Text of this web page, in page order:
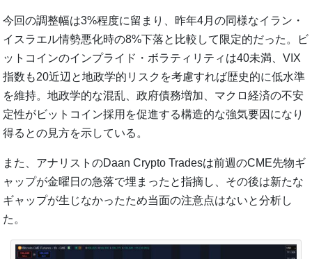
今回の調整幅は3%程度に留まり、昨年4月の同様なイラン・
イスラエル情勢悪化時の8%下落と比較して限定的だった。ビ
ットコインのインプライド・ボラティリティは40未満、VIX
指数も20近辺と地政学的リスクを考慮すれば歴史的に低水準
を維持。地政学的な混乱、政府債務増加、マクロ経済の不安
定性がビットコイン採用を促進する構造的な強気要因になり
得るとの見方を示している。
また、アナリストのDaan Crypto Tradesは前週のCME先物ギ
ャップが金曜日の急落で埋まったと指摘し、その後は新たな
ギャップが生じなかったため当面の注意点はないと分析し
た。